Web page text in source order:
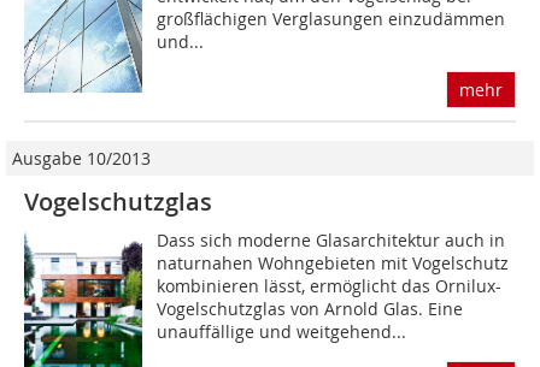
großflächigen Verglasungen einzudämmen
und...
mehr
Ausgabe 10/2013
Vogelschutzglas
Dass sich moderne Glasarchitektur auch in
naturnahen Wohngebieten mit Vogelschutz
kombinieren lässt, ­er­mög­­licht das Ornilux-
Vogelschutzglas von Arnold Glas. Eine
unauffällige und weitgehend...